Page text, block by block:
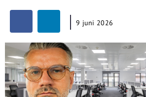
9 juni 2026